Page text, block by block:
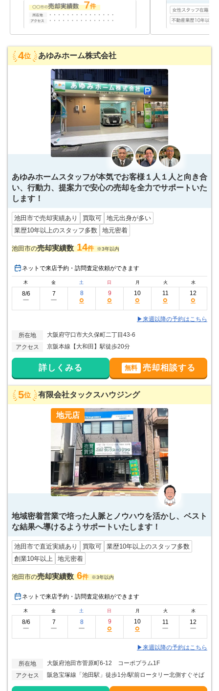
4位 あゆみホーム株式会社
あゆみホームスタッフが本気でお客様１人１人と向き合
い、行動力、提案力で安心の売却を全力でサポートいた
します！
池田市で売却実績あり 買取可
地元出身が多い
業歴10年以上のスタッフ多数
地元密着
池田市の売却実績数 14件 ※3年以内
ネットで来店予約・訪問査定依頼ができます
木 金 土 日 月 火 水
8/6
ー
7
ー
8
○
9
○
10
○
11
○
12
○
▶来週以降の予約はこちら
所在地
大阪府守口市大久保町二丁目43-6
アクセス
京阪本線【大和田】駅徒歩20分
詳しくみる 無料 売却相談する
5位 有限会社タックスハウジング
地元店
地域密着営業で培った人脈とノウハウを活かし、ベスト
な結果へ導けるようサポートいたします！
池田市で直近実績あり 買取可
業歴10年以上のスタッフ多数
創業10年以上
地元密着
池田市の売却実績数 6件 ※3年以内
ネットで来店予約・訪問査定依頼ができます
木 金 土 日 月 火 水
8/6
ー
7
ー
8
ー
9
○
10
○
11
ー
12
ー
▶来週以降の予約はこちら
所在地
大阪府池田市菅原町6-12 コーポプラム1F
アクセス
阪急宝塚線「池田駅」徒歩1分/駅前ロータリー北側すぐそば